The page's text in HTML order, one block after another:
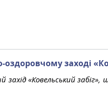
заході
«Ковельський забіг»,